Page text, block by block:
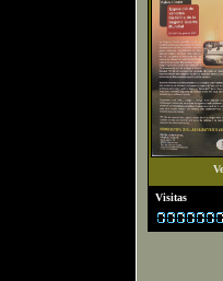
Visitas